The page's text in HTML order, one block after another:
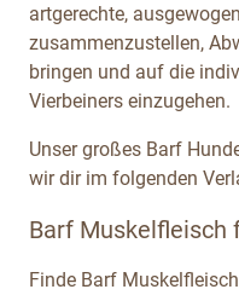
artgerechte,
zusammenzustellen,
bringen und auf die
Vierbeiners einzugehen.
Unser großes Barf
wir dir im folgenden
Barf Muskelfleisch
Finde Barf